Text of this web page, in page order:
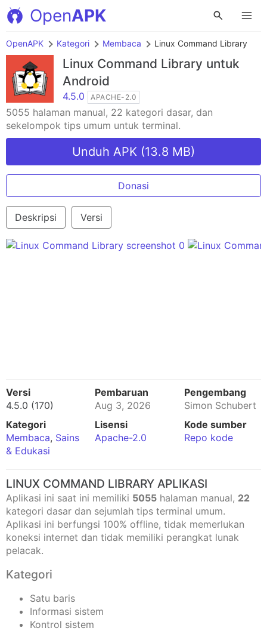
OpenAPK
OpenAPK Kategori Membaca Linux Command Library
Linux Command Library untuk
Android
4.5.0 APACHE-2.0
5055 halaman manual, 22 kategori dasar, dan
sekelompok tips umum untuk terminal.
Unduh APK (13.8 MB)
Donasi
Deskripsi Versi
Versi
4.5.0 (170)
Pembaruan
Aug 3, 2026
Pengembang
Simon Schubert
Kategori
Membaca, Sains
& Edukasi
Lisensi
Apache-2.0
Kode sumber
Repo kode
LINUX COMMAND LIBRARY APLIKASI
Aplikasi ini saat ini memiliki 5055 halaman manual, 22
kategori dasar dan sejumlah tips terminal umum.
Aplikasi ini berfungsi 100% offline, tidak memerlukan
koneksi internet dan tidak memiliki perangkat lunak
pelacak.
Kategori
Satu baris
Informasi sistem
Kontrol sistem